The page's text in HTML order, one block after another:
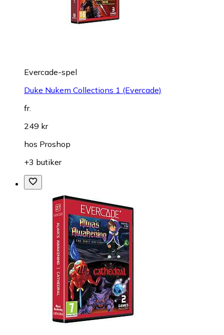
Evercade-spel
Duke Nukem Collections 1 (Evercade)
fr.
249 kr
hos Proshop
+3 butiker